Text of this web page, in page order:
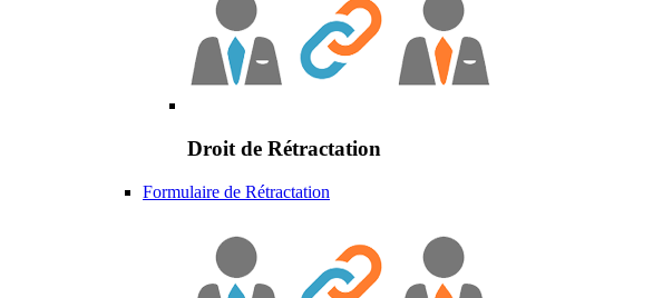
Droit de Rétractation
Formulaire de Rétractation